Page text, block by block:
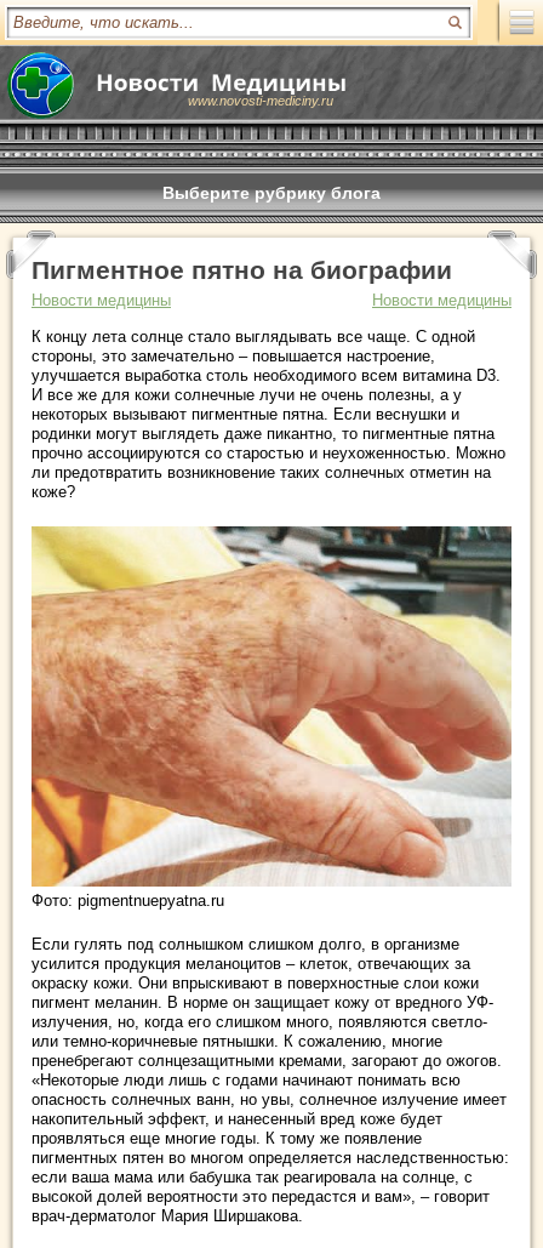
www.novosti-mediciny.ru
Выберите рубрику блога
Пигментное пятно на биографии
Новости медицины
Новости медицины
К концу лета солнце стало выглядывать все чаще. С одной
стороны, это замечательно – повышается настроение,
улучшается выработка столь необходимого всем витамина D3.
И все же для кожи солнечные лучи не очень полезны, а у
некоторых вызывают пигментные пятна. Если веснушки и
родинки могут выглядеть даже пикантно, то пигментные пятна
прочно ассоциируются со старостью и неухоженностью. Можно
ли предотвратить возникновение таких солнечных отметин на
коже?
Фото: pigmentnuepyatna.ru
Если гулять под солнышком слишком долго, в организме
усилится продукция меланоцитов – клеток, отвечающих за
окраску кожи. Они впрыскивают в поверхностные слои кожи
пигмент меланин. В норме он защищает кожу от вредного УФ-
излучения, но, когда его слишком много, появляются светло-
или темно-коричневые пятнышки. К сожалению, многие
пренебрегают солнцезащитными кремами, загорают до ожогов.
«Некоторые люди лишь с годами начинают понимать всю
опасность солнечных ванн, но увы, солнечное излучение имеет
накопительный эффект, и нанесенный вред коже будет
проявляться еще многие годы. К тому же появление
пигментных пятен во многом определяется наследственностью:
если ваша мама или бабушка так реагировала на солнце, с
высокой долей вероятности это передастся и вам», – говорит
врач-дерматолог Мария Ширшакова.